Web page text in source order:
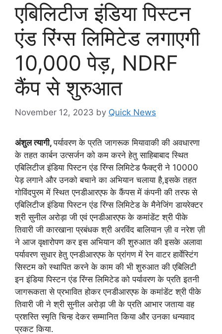
एबिलिटीज इंडिया पिस्टन
एंड रिंग्स लिमिटेड लगाएगी
10,000 पेड़, NDRF
कैंप से शुरुआत
November 12, 2023 by Quick News
अंशुल त्यागी,पर्यावरण के प्रति जागरूक मियावाकी की अवधारणा
के तहत कार्बन उत्सर्जन को कम करने हेतु साहिबाबाद स्थित
एबिलिटीज इंडिया पिस्टन एंड रिंग्स लिमिटेड फैक्ट्री ने 10000
पेड़ लगाने और उनको बचाने का अभियान चलाया है,इसके तहत
गोविंदपुरम में स्थित एनडीआरएफ के कैंपस में कंपनी की तरफ से
एबिलिटीज इंडिया पिस्टन एंड रिंग्स लिमिटेड के मैनेजिंग डायरेक्टर
श्री सुनील अरोड़ा जी एवं एनडीआरएफ के कमांडेंट श्री पीके
तिवारी जी कारखाना प्रबंधक श्री अरविंद बालियान ज़ी व नरेश ज़ी
ने आज वृक्षारोपण कर इस अभियान की शुरुआत की इसके अलावा
पर्यावरण सुधार हेतु एनडीआरएफ के प्रांगण में रेन वाटर हार्वेस्टिंग
सिस्टम को स्थापित करने के काम की भी शुरुआत की एबिलिटी
इन इंडिया पिस्टन एंड रिंग्स लिमिटेड को पर्यावरण के प्रति इतनी
जागरूकता से प्रभावित होकर एनडीआरएफ के कमांडेंट श्री पीके
तिवारी जी ने श्री सुनील अरोड़ा जी के प्रति आभार जताया वह
प्रशस्ति स्मृति चिन्ह देकर सम्मानित किया और उनका धन्यवाद
प्रकट किया.